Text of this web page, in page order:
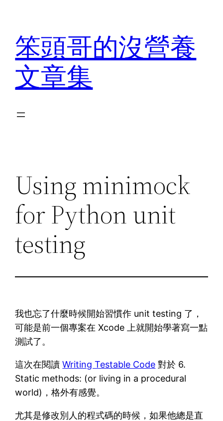
content
笨頭哥的沒營養
文章集
Using minimock
for Python unit
testing
我也忘了什麼時候開始習慣作 unit testing 了，
可能是前一個專案在 Xcode 上就開始學著寫一點
測試了。
這次在閱讀Writing Testable Code 對於 6.
Static methods: (or living in a procedural
world)，格外有感覺。
尤其是修改別人的程式碼的時候，如果他總是直